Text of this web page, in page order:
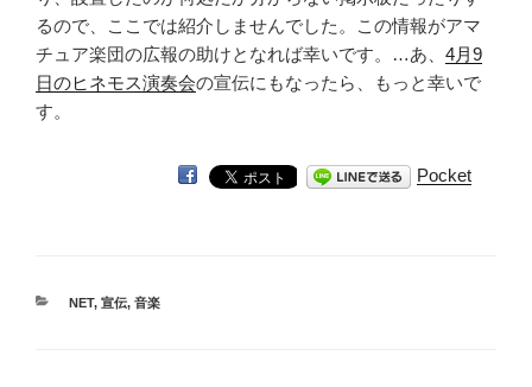
るので、ここでは紹介しませんでした。この情報がアマ
チュア楽団の広報の助けとなれば幸いです。…あ、 4月9
日のヒネモス演奏会の宣伝にもなったら、もっと幸いで
す。
Pocket
カ
NET, 宣伝, 音楽